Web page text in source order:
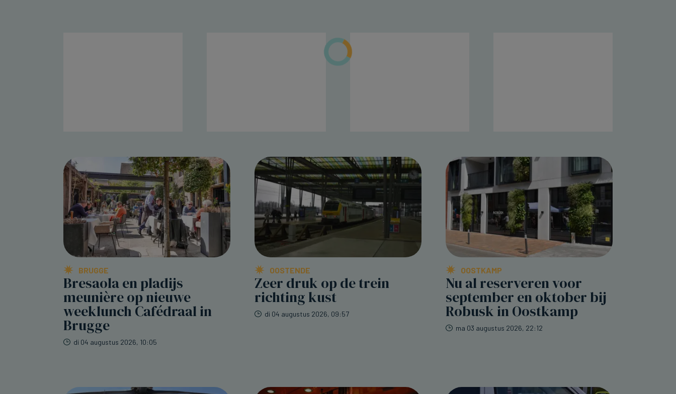
BRUGGE
Bresaola en pladijs
meunière op nieuwe
weeklunch Cafédraal in
Brugge
di 04 augustus 2026, 10:05
OOSTENDE
Zeer druk op de trein
richting kust
di 04 augustus 2026, 09:57
OOSTKAMP
Nu al reserveren voor
september en oktober bij
Robusk in Oostkamp
ma 03 augustus 2026, 22:12